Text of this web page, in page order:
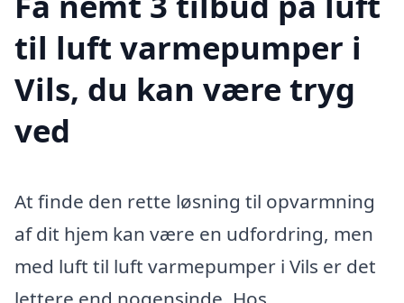
til luft varmepumper i
Vils, du kan være tryg
ved
At finde den rette løsning til opvarmning
af dit hjem kan være en udfordring, men
med luft til luft varmepumper i Vils er det